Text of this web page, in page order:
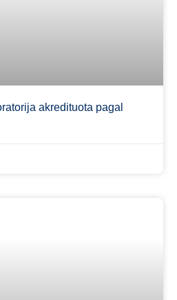
akredituota pagal